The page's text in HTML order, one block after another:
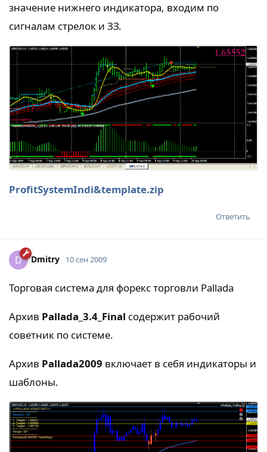
значение нижнего индикатора, входим по
сигналам стрелок и ЗЗ.
ProfitSystemIndi&template.zip
Ответить
D Dmitry 10 сен 2009
Торговая система для форекс торговли Pallada
Архив Pallada_3.4_Final содержит рабочий
советник по системе.
Архив Pallada2009 включает в себя индикаторы и
шаблоны.